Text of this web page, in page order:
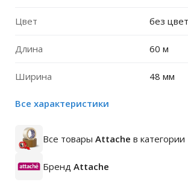
Цвет без
Длина 60 м
Ширина 48 мм
Все характеристики
Все товары Attache в категории
Бренд Attache